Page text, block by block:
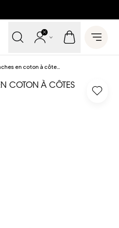
Open
COTON À CÔTES
Log